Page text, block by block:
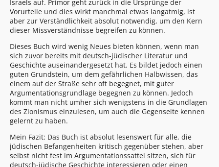
Israels auf. Primor geht zurück in die Ursprünge der
Vorurteile und dies wirkt manchmal etwas langatmig, ist
aber zur Verständlichkeit absolut notwendig, um den Kern
dieser Missverständnisse begreifen zu können.
Dieses Buch wird wenig Neues bieten können, wenn man
sich zuvor bereits mit deutsch-jüdischer Literatur und
Geschichte auseinandergesetzt hat. Es bildet jedoch einen
guten Grundstein, um dem gefährlichen Halbwissen, das
einem auf der Straße sehr oft begegnet, mit guter
Argumentationsgrundlage begegnen zu können. Jedoch
kommt man nicht umher sich wenigstens in die Grundlagen
des Zionismus einzulesen, um auch die Gegenseite kennen
gelernt zu haben.
Mein Fazit: Das Buch ist absolut lesenswert für alle, die
jüdischen Befangenheiten kritisch gegenüber stehen, aber
selbst nicht fest im Argumentationssattel sitzen, sich für
deutsch-jüdische Geschichte interessieren oder einen